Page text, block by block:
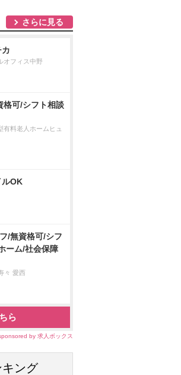
さらに見る
オフィス中野
格可/シフト相談
有料老人ホームヒュ
ルOK
/無資格可/シフ
ーム/社会保障
々 愛西
ら
by 求人ボックス
キング